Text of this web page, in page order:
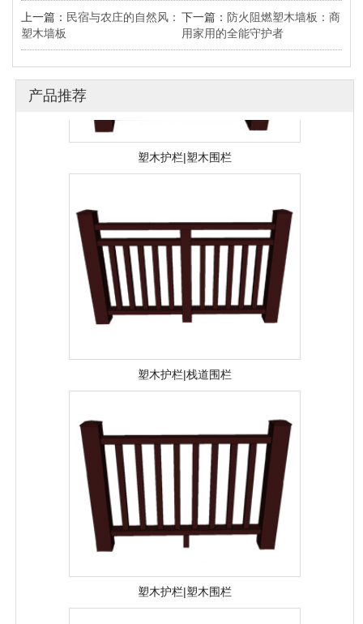
上一篇： 民宿与农庄的自然风：
塑木墙板
下一篇： 防火阻燃塑木墙板：商
用家用的全能守护者
产品推荐
塑木护栏|塑木围栏
塑木护栏|栈道围栏
塑木护栏|塑木围栏